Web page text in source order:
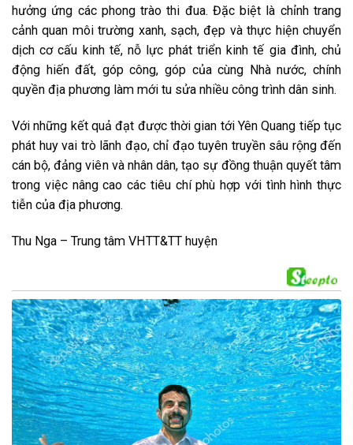
hưởng ứng các phong trào thi đua. Đặc biệt là chỉnh trang
cảnh quan môi trường xanh, sạch, đẹp và thực hiện chuyển
dịch cơ cấu kinh tế, nỗ lực phát triển kinh tế gia đình, chủ
động hiến đất, góp công, góp của cùng Nhà nước, chính
quyền địa phương làm mới tu sửa nhiều công trình dân sinh.
Với những kết quả đạt được thời gian tới Yên Quang tiếp tục
phát huy vai trò lãnh đạo, chỉ đạo tuyên truyền sâu rộng đến
cán bộ, đảng viên và nhân dân, tạo sự đồng thuận quyết tâm
trong việc nâng cao các tiêu chí phù hợp với tình hình thực
tiễn của địa phương.
Thu Nga – Trung tâm VHTT&TT huyện